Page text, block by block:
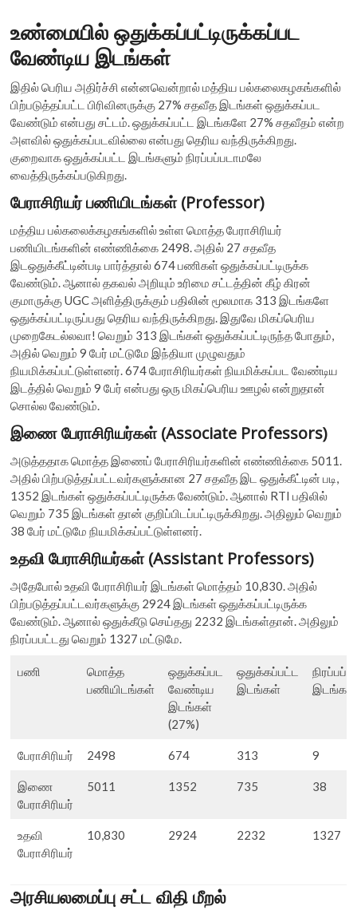
உண்மையில் ஒதுக்கப்பட்டிருக்கப்பட
வேண்டிய இடங்கள்
இதில் பெரிய அதிர்ச்சி என்னவென்றால் மத்திய பல்கலைகழகங்களில்
பிற்படுத்தப்பட்ட பிரிவினருக்கு 27% சதவீத இடங்கள் ஒதுக்கப்பட
வேண்டும் என்பது சட்டம். ஒதுக்கப்பட்ட இடங்களே 27% சதவீதம் என்ற
அளவில் ஒதுக்கப்படவில்லை என்பது தெரிய வந்திருக்கிறது.
குறைவாக ஒதுக்கப்பட்ட இடங்களும் நிரப்பப்படாமலே
வைத்திருக்கப்படுகிறது.
பேராசிரியர் பணியிடங்கள் (Professor)
மத்திய பல்கலைக்கழகங்களில் உள்ள மொத்த பேராசிரியர்
பணியிடங்களின் எண்ணிக்கை 2498. அதில் 27 சதவீத
இடஒதுக்கீட்டின்படி பார்த்தால் 674 பணிகள் ஒதுக்கப்பட்டிருக்க
வேண்டும். ஆனால் தகவல் அறியும் உரிமை சட்டத்தின் கீழ் கிரன்
குமாருக்கு UGC அளித்திருக்கும் பதிலின் மூலமாக 313 இடங்களே
ஒதுக்கப்பட்டிருப்பது தெரிய வந்திருக்கிறது. இதுவே மிகப்பெரிய
முறைகேடல்லவா! வெறும் 313 இடங்கள் ஒதுக்கப்பட்டிருந்த போதும்,
அதில் வெறும் 9 பேர் மட்டுமே இந்தியா முழுவதும்
நியமிக்கப்பட்டுள்ளனர். 674 பேராசிரியர்கள் நியமிக்கப்பட வேண்டிய
இடத்தில் வெறும் 9 பேர் என்பது ஒரு மிகப்பெரிய ஊழல் என்றுதான்
சொல்ல வேண்டும்.
இணை பேராசிரியர்கள் (Associate Professors)
அடுத்ததாக மொத்த இணைப் பேராசிரியர்களின் எண்ணிக்கை 5011.
அதில் பிற்படுத்தப்பட்டவர்களுக்கான 27 சதவீத இட ஒதுக்கீட்டின் படி,
1352 இடங்கள் ஒதுக்கப்பட்டிருக்க வேண்டும். ஆனால் RTI பதிலில்
வெறும் 735 இடங்கள் தான் குறிப்பிடப்பட்டிருக்கிறது. அதிலும் வெறும்
38 பேர் மட்டுமே நியமிக்கப்பட்டுள்ளனர்.
உதவி பேராசிரியர்கள் (Assistant Professors)
அதேபோல் உதவி பேராசிரியர் இடங்கள் மொத்தம் 10,830. அதில்
பிற்படுத்தப்பட்டவர்களுக்கு 2924 இடங்கள் ஒதுக்கப்பட்டிருக்க
வேண்டும். ஆனால் ஒதுக்கீடு செய்தது 2232 இடங்கள்தான். அதிலும்
நிரப்பபட்டது வெறும் 1327 மட்டுமே.
பணி
மொத்த
பணியிடங்கள்
ஒதுக்கப்பட
வேண்டிய
இடங்கள்
(27%)
ஒதுக்கப்பட்ட
இடங்கள்
இடங்கள்
பேராசிரியர் 2498 674 313 9
இணை
பேராசிரியர்
5011 1352 735 38
உதவி
பேராசிரியர்
10,830 2924 2232 1327
அரசியலமைப்பு சட்ட விதி மீறல்